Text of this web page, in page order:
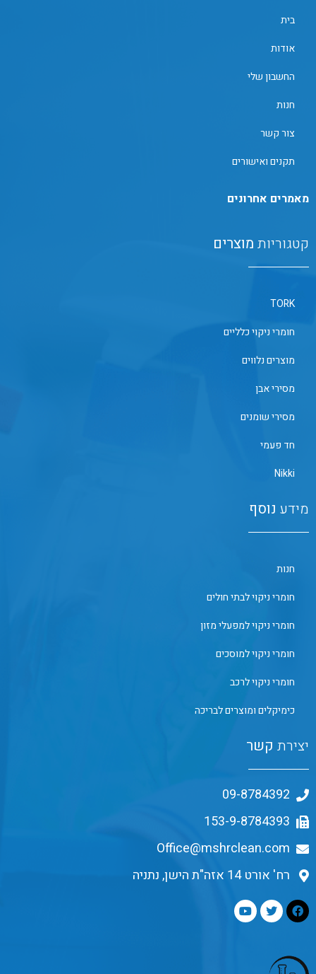
בית
אודות
החשבון שלי
חנות
צור קשר
תקנים ואישורים
מאמרים אחרונים
קטגוריות מוצרים
TORK
חומרי ניקוי כלליים
מוצרים נלווים
מסירי אבן
מסירי שומנים
חד פעמי
Nikki
מידע נוסף
חנות
חומרי ניקוי לבתי חולים
חומרי ניקוי למפעלי מזון
חומרי ניקוי למוסכים
חומרי ניקוי לרכב
כימיקלים ומוצרים לבריכה
יצירת קשר
09-8784392
153-9-8784393
Office@mshrclean.com
רח' אורט 14 אזה"ת הישן, נתניה